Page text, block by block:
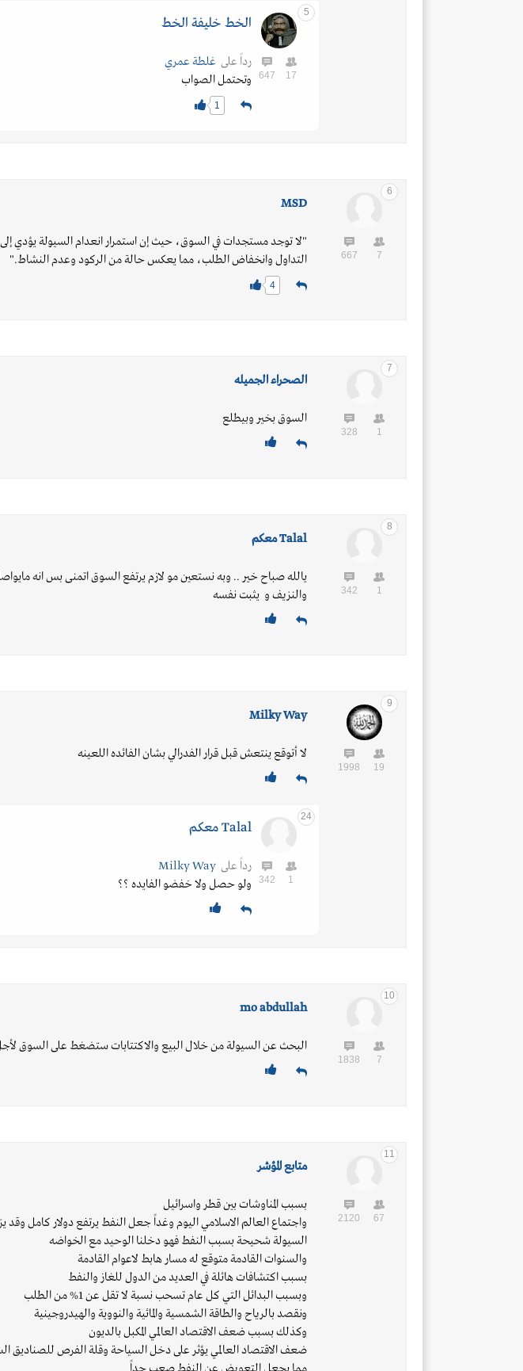
5
17
647
الخط خليفة الخط
رداً علىغلطة عمري
وتحتمل الصواب
1
6
7
667
MSD
"لا توجد مستجدات في السوق، حيث إن استمرار انعدام السيولة يؤدي
التداول وانخفاض الطلب، مما يعكس حالة من الركود وعدم النشاط."
4
7
1
328
الصحراء الجميله
السوق بخير وبيطلع
8
1
342
Talal معكم
يالله صباح خير .. وبه نستعين مو لازم يرتفع السوق اتمنى بس انه
والنزيف و يثبت نفسه
9
19
1998
Milky Way
لا أتوقع ينتعش قبل قرار الفدرالي بشان الفائده اللعينه
24
1
342
Talal معكم
رداً علىMilky Way
ولو حصل ولا خفضو الفايده ؟؟
10
7
1838
mo abdullah
البحث عن السيولة من خلال البيع والاكتتابات ستضغط على السوق
11
67
2120
متابع المؤشر
بسبب المناوشات بين قطر واسرائيل
واجتماع العالم الاسلامي اليوم وغداً جعل النفط يرتفع دولار كامل وقد
السيولة شحيحة بسبب النفط فهو دخلنا الوحيد مع الخواضه
والسنوات القادمة متوقع له مسار هابط لاعوام القادمة
بسبب اكتشافات هائلة في العديد من الدول للغاز والنفط
وبسبب البدائل التي كل عام تسحب نسبة لا تقل عن 1% من الطلب
ونقصد بالرياح والطاقة الشمسية والمائية والنووية والهيدروجينية
وكذلك بسبب ضعف الاقتصاد العالمي المكبل بالديون
ضعف الاقتصاد العالمي يؤثر على دخل السياحة وقلة الفرص للصناديق